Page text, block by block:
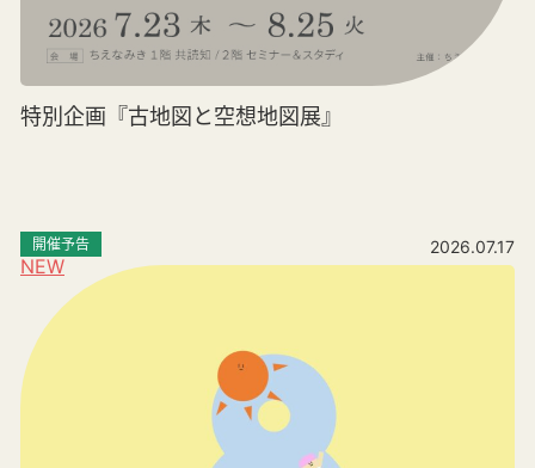
特別企画『古地図と空想地図展』
NEW
開催予告 2026.07.17